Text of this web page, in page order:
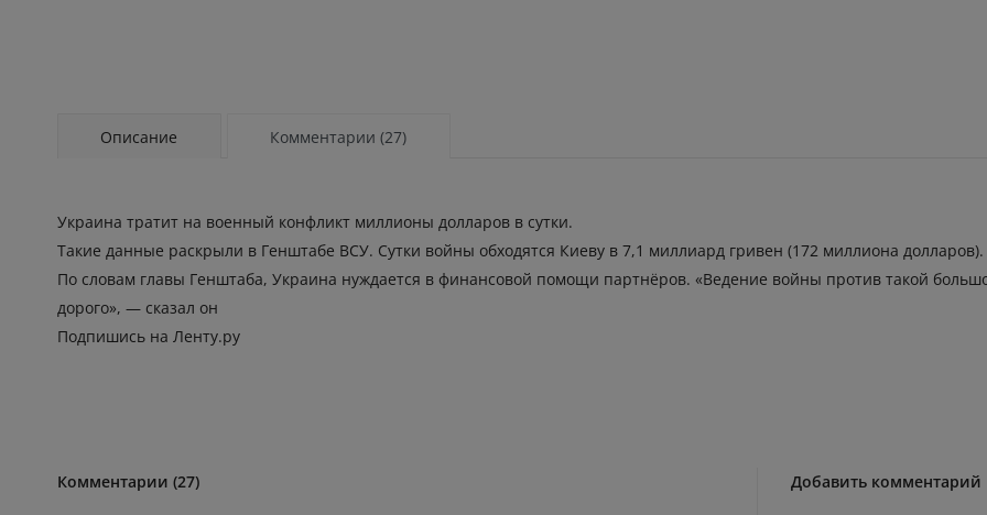
Описание Комментарии (27)
Украина тратит на военный конфликт миллионы долларов в сутки.
Такие данные раскрыли в Генштабе ВСУ. Сутки войны обходятся Киеву в 7,1 миллиард гривен (172 миллиона долларов).
По словам главы Генштаба, Украина нуждается в финансовой помощи партнёров. «Ведение войны против такой
дорого», — сказал он
Подпишись на Ленту.ру
Комментарии (27) Добавить комментарий